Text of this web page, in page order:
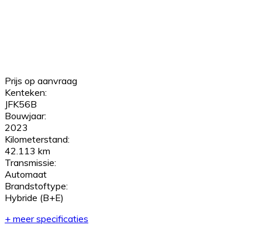
Prijs op aanvraag
Kenteken:
JFK56B
Bouwjaar:
2023
Kilometerstand:
42.113 km
Transmissie:
Automaat
Brandstoftype:
Hybride (B+E)
+ meer specificaties